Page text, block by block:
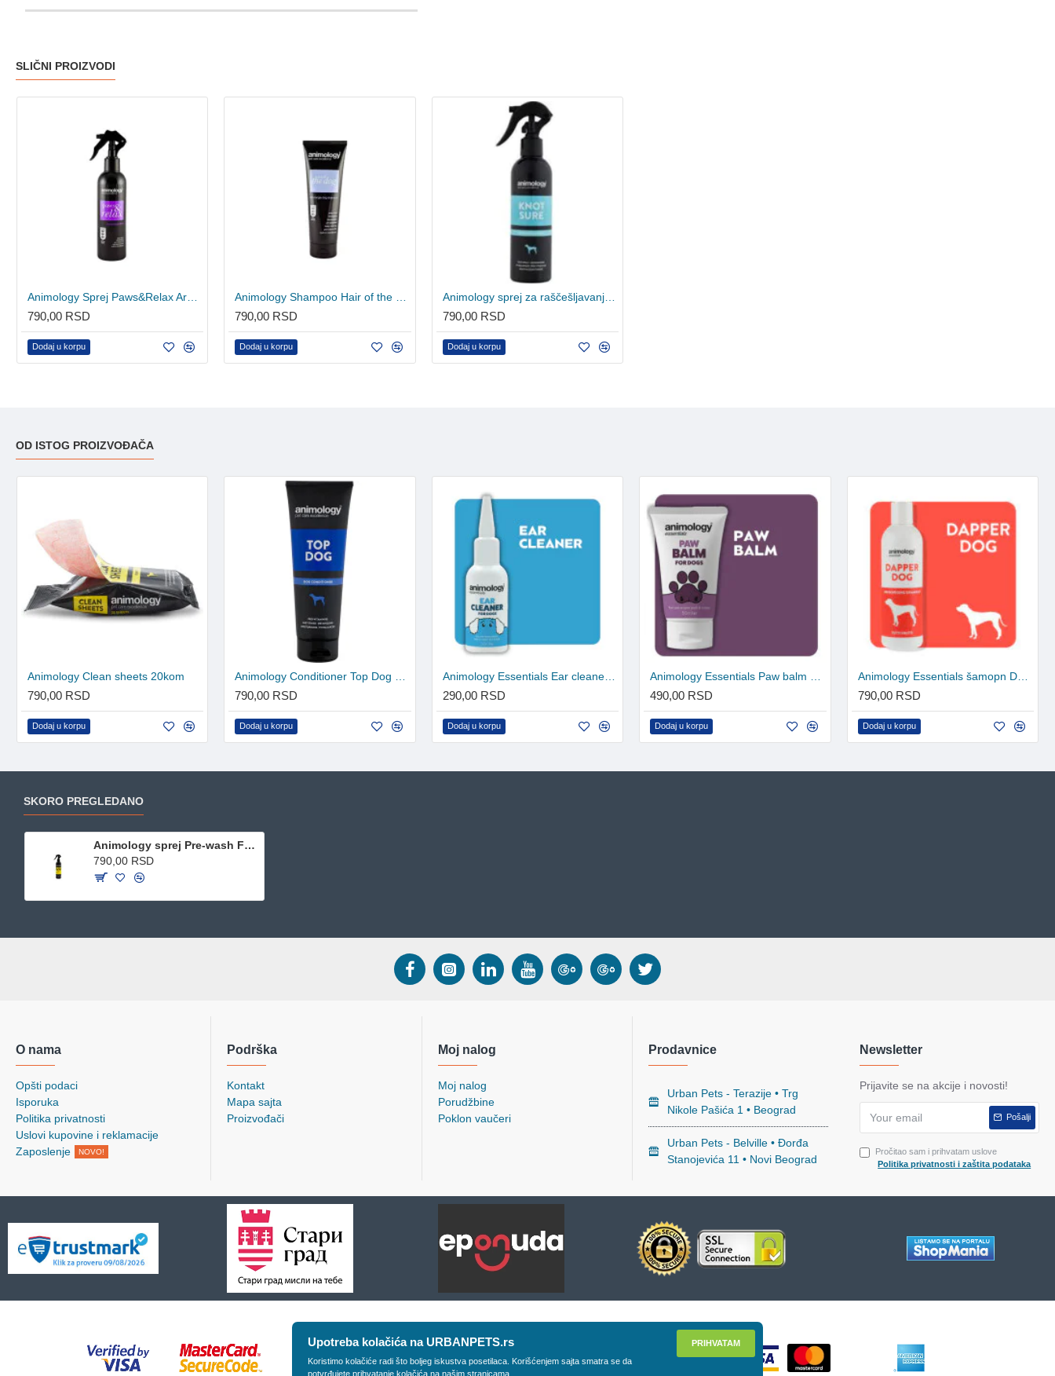
SLIČNI PROIZVODI
790,00 RSD
Dodaj u korpu
790,00 RSD
Dodaj u korpu
Animology sprej za raščešljavanje Knot Sure 250ml
790,00 RSD
Dodaj u korpu
OD ISTOG PROIZVOĐAČA
Animology Clean sheets 20kom
790,00 RSD
Dodaj u korpu
Animology Conditioner Top Dog 250ml
790,00 RSD
Dodaj u korpu
Animology Essentials Ear cleaner 50ml
290,00 RSD
Dodaj u korpu
Animology Essentials Paw balm 50ml
490,00 RSD
Dodaj u korpu
Animology Essentials šamopn Dapper Dog Tutti Frutti 250ml
790,00 RSD
Dodaj u korpu
SKORO PREGLEDANO
Animology sprej Pre-wash Fox poo 250ml
790,00 RSD
O nama
Opšti podaci
Isporuka
Politika privatnosti
Uslovi kupovine i reklamacije
Zaposlenje
NOVO!
Podrška
Kontakt
Mapa sajta
Proizvođači
Moj nalog
Moj nalog
Porudžbine
Poklon vaučeri
Prodavnice
Urban Pets - Terazije • Trg
Nikole Pašića 1 • Beograd
Urban Pets - Belville • Đorđa
Stanojevića 11 • Novi Beograd
Newsletter
Prijavite se na akcije i novosti!
Pošalji
Pročitao sam i prihvatam uslove
Politika privatnosti i zaštita podataka
PRIHVATAM
Upotreba kolačića na URBANPETS.rs
Koristimo kolačiće radi što boljeg iskustva posetilaca. Korišćenjem sajta smatra se da
potvrđujete prihvatanje kolačića na našim stranicama.